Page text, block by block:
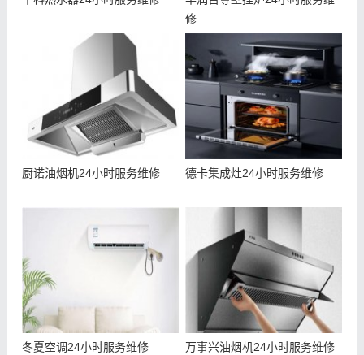
修
厨诺油烟机24小时服务维修 德卡集成灶24小时服务维修
冬夏空调24小时服务维修 万事兴油烟机24小时服务维修